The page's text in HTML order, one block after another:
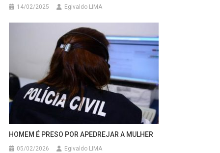
14/02/2025 Egivaldo LIMA
HOMEM É PRESO POR APEDREJAR A MULHER
05/02/2026 Egivaldo LIMA